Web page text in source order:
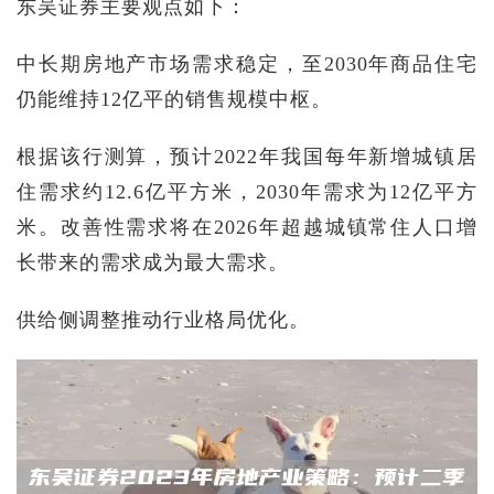
东吴证券主要观点如下：
中长期房地产市场需求稳定，至2030年商品住宅
仍能维持12亿平的销售规模中枢。
根据该行测算，预计2022年我国每年新增城镇居
住需求约12.6亿平方米，2030年需求为12亿平方
米。改善性需求将在2026年超越城镇常住人口增
长带来的需求成为最大需求。
供给侧调整推动行业格局优化。